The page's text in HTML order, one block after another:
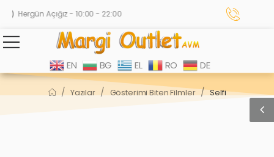
Hergün Açığız - 10:00 - 22:00
EN BG EL RO DE
/ Yazılar / Gösterimi Biten Filmler / Selfi